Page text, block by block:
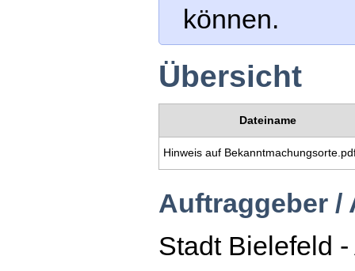
können.
Übersicht
Dateiname
Hinweis auf
Auftraggeber /
Stadt Bielefeld